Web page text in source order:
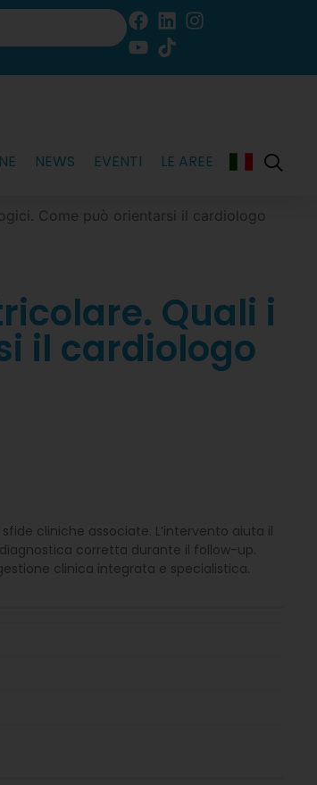
NEWS EVENTI LE AREE
Come può orientarsi il cardiologo
Quali i
il cardiologo
cliniche associate. L’intervento aiuta il
corretta durante il follow-up.
clinica integrata e specialistica.